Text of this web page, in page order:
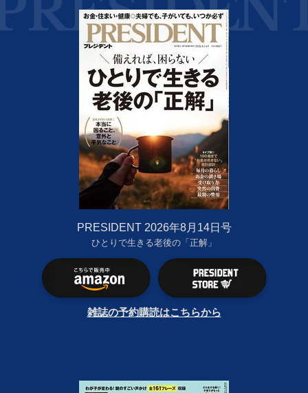
PRESIDENT 2026年8月14日号
ひとりで生きる老後の「正解」
雑誌の予約購読はこちらから